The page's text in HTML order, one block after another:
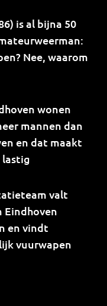
is al bijna 50
Nee, waarom
wonen
mannen dan
en dat maakt
valt
Eindhoven
en vindt
vuurwapen